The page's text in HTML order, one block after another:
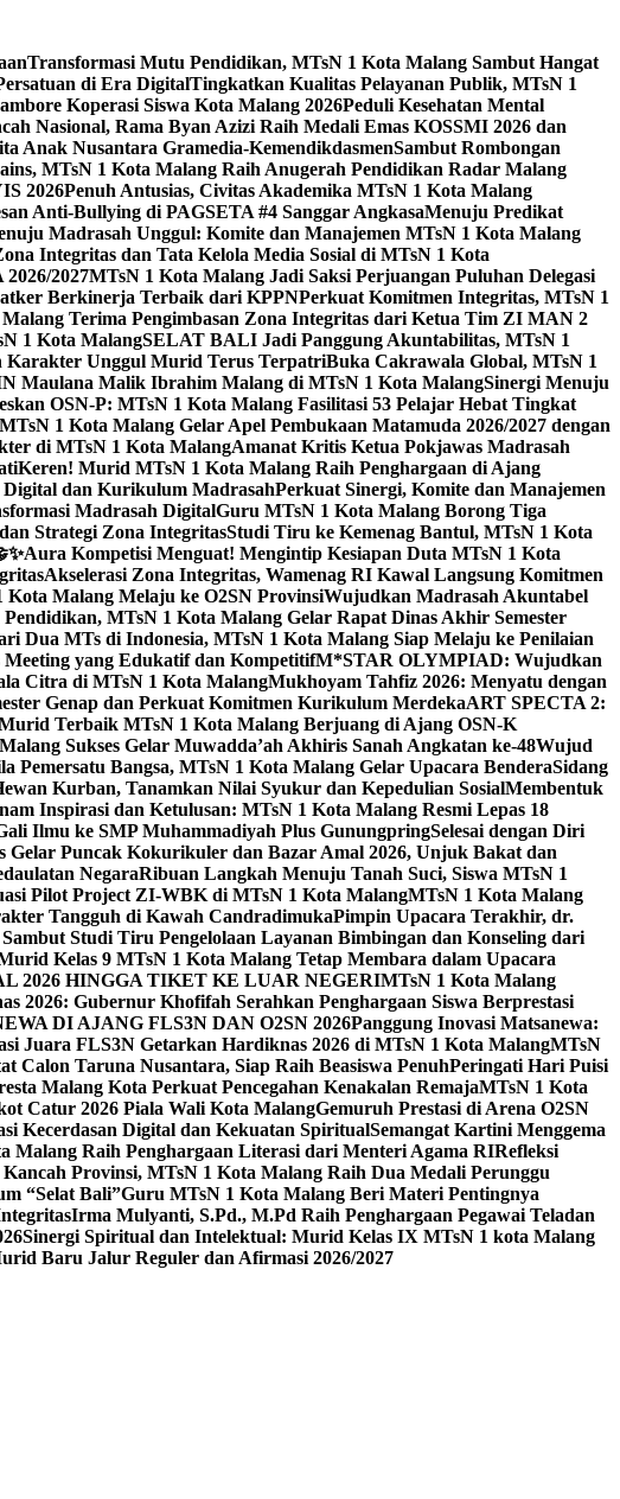
Transformasi Mutu Pendidikan, MTsN 1 Kota Malang Sambut Hangat
di Era DigitalTingkatkan Kualitas Pelayanan Publik, MTsN 1
Koperasi Siswa Kota Malang 2026Peduli Kesehatan Mental
Nasional, Rama Byan Azizi Raih Medali Emas KOSSMI 2026 dan
Anak Nusantara Gramedia-KemendikdasmenSambut Rombongan
MTsN 1 Kota Malang Raih Anugerah Pendidikan Radar Malang
2026Penuh Antusias, Civitas Akademika MTsN 1 Kota Malang
Anti-Bullying di PAGSETA #4 Sanggar AngkasaMenuju Predikat
Madrasah Unggul: Komite dan Manajemen MTsN 1 Kota Malang
Integritas dan Tata Kelola Media Sosial di MTsN 1 Kota
2027MTsN 1 Kota Malang Jadi Saksi Perjuangan Puluhan Delegasi
Berkinerja Terbaik dari KPPNPerkuat Komitmen Integritas, MTsN 1
Terima Pengimbasan Zona Integritas dari Ketua Tim ZI MAN 2
1 Kota MalangSELAT BALI Jadi Panggung Akuntabilitas, MTsN 1
Karakter Unggul Murid Terus TerpatriBuka Cakrawala Global, MTsN 1
Maulana Malik Ibrahim Malang di MTsN 1 Kota MalangSinergi Menuju
OSN-P: MTsN 1 Kota Malang Fasilitasi 53 Pelajar Hebat Tingkat
1 Kota Malang Gelar Apel Pembukaan Matamuda 2026/2027 dengan
di MTsN 1 Kota MalangAmanat Kritis Ketua Pokjawas Madrasah
Keren! Murid MTsN 1 Kota Malang Raih Penghargaan di Ajang
Digital dan Kurikulum MadrasahPerkuat Sinergi, Komite dan Manajemen
Madrasah DigitalGuru MTsN 1 Kota Malang Borong Tiga
Strategi Zona IntegritasStudi Tiru ke Kemenag Bantul, MTsN 1 Kota
Aura Kompetisi Menguat! Mengintip Kesiapan Duta MTsN 1 Kota
Akselerasi Zona Integritas, Wamenag RI Kawal Langsung Komitmen
Malang Melaju ke O2SN ProvinsiWujudkan Madrasah Akuntabel
MTsN 1 Kota Malang Gelar Rapat Dinas Akhir Semester
Dua MTs di Indonesia, MTsN 1 Kota Malang Siap Melaju ke Penilaian
Meeting yang Edukatif dan KompetitifM*STAR OLYMPIAD: Wujudkan
Citra di MTsN 1 Kota MalangMukhoyam Tahfiz 2026: Menyatu dengan
Genap dan Perkuat Komitmen Kurikulum MerdekaART SPECTA 2:
Terbaik MTsN 1 Kota Malang Berjuang di Ajang OSN-K
Sukses Gelar Muwadda’ah Akhiris Sanah Angkatan ke-48Wujud
Pemersatu Bangsa, MTsN 1 Kota Malang Gelar Upacara BenderaSidang
Kurban, Tanamkan Nilai Syukur dan Kepedulian SosialMembentuk
Inspirasi dan Ketulusan: MTsN 1 Kota Malang Resmi Lepas 18
Ilmu ke SMP Muhammadiyah Plus GunungpringSelesai dengan Diri
Gelar Puncak Kokurikuler dan Bazar Amal 2026, Unjuk Bakat dan
NegaraRibuan Langkah Menuju Tanah Suci, Siswa MTsN 1
Pilot Project ZI-WBK di MTsN 1 Kota MalangMTsN 1 Kota Malang
Tangguh di Kawah CandradimukaPimpin Upacara Terakhir, dr.
Studi Tiru Pengelolaan Layanan Bimbingan dan Konseling dari
Kelas 9 MTsN 1 Kota Malang Tetap Membara dalam Upacara
2026 HINGGA TIKET KE LUAR NEGERIMTsN 1 Kota Malang
2026: Gubernur Khofifah Serahkan Penghargaan Siswa Berprestasi
DI AJANG FLS3N DAN O2SN 2026Panggung Inovasi Matsanewa:
Juara FLS3N Getarkan Hardiknas 2026 di MTsN 1 Kota MalangMTsN
Calon Taruna Nusantara, Siap Raih Beasiswa PenuhPeringati Hari Puisi
Malang Kota Perkuat Pencegahan Kenakalan RemajaMTsN 1 Kota
Catur 2026 Piala Wali Kota MalangGemuruh Prestasi di Arena O2SN
Kecerdasan Digital dan Kekuatan SpiritualSemangat Kartini Menggema
Raih Penghargaan Literasi dari Menteri Agama RIRefleksi
Provinsi, MTsN 1 Kota Malang Raih Dua Medali Perunggu
“Selat Bali”Guru MTsN 1 Kota Malang Beri Materi Pentingnya
Irma Mulyanti, S.Pd., M.Pd Raih Penghargaan Pegawai Teladan
Sinergi Spiritual dan Intelektual: Murid Kelas IX MTsN 1 kota Malang
Baru Jalur Reguler dan Afirmasi 2026/2027